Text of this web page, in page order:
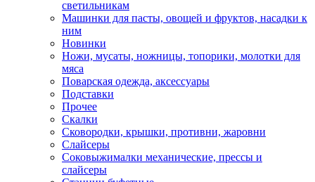
светильникам
Машинки для пасты, овощей и фруктов, насадки к
ним
Новинки
Ножи, мусаты, ножницы, топорики, молотки для
мяса
Поварская одежда, аксессуары
Подставки
Прочее
Скалки
Сковородки, крышки, противни, жаровни
Слайсеры
Соковыжималки механические, прессы и
слайсеры